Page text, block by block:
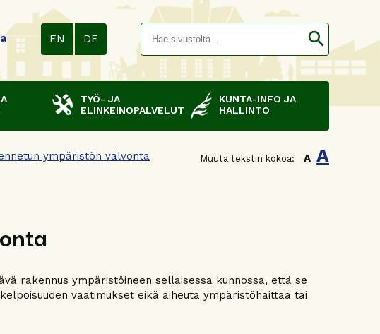
EN DE search
TYÖ- JA
ELINKEINOPALVELUT
KUNTA-INFO JA
HALLINTO
ympäristön valvonta Muuta tekstin kokoa: A A
rakennus ympäristöineen sellaisessa kunnossa, että se
vaatimukset eikä aiheuta ympäristöhaittaa tai